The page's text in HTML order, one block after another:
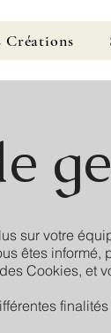
Créations
sur votre
êtes
Cookies, et